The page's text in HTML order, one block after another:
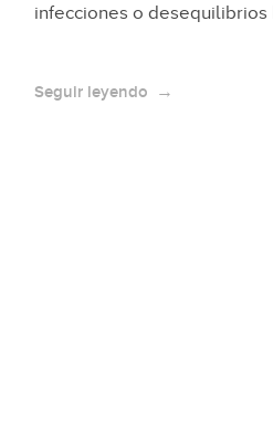
infecciones o desequilibrios
Seguir leyendo